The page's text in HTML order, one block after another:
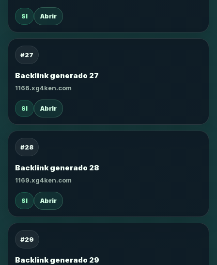
SI Abrir
#27
Backlink generado 27
1166.xg4ken.com
SI Abrir
#28
Backlink generado 28
1169.xg4ken.com
SI Abrir
#29
Backlink generado 29